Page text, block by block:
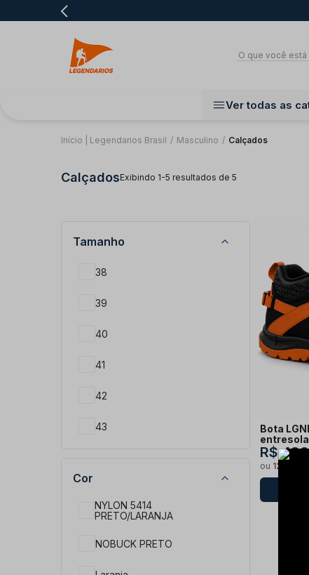
Ver todas as
Início | Legendarios Brasil / Masculino / Calçados
CalçadosExibindo 1-5 resultados de 5
Tamanho
38
39
40
41
42
43
Cor
NYLON 5414
PRETO/LARANJA
NOBUCK PRETO
Bota
entresola
R$
ou 12x de